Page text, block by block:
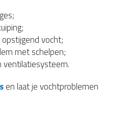
vocht;
met schelpen;
ventilatiesysteem.
en laat je vochtproblemen